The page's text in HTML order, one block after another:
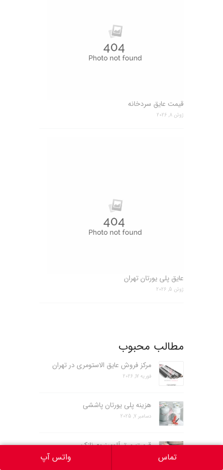
قیمت عایق سردخانه
ژوئن 8, 2026
عایق پلی یورتان تهران
ژوئن 5, 2026
مطالب محبوب
مرکز فروش عایق الاستومری در تهران
فوریه 17, 2026
هزینه پلی یورتان پاششی
دسامبر 7, 2025
قیمت ورق آلومینیوم نازک
تماس واتس آپ